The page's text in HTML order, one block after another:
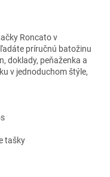
Roncato v
príručnú batožinu
doklady, peňaženka a
v jednoduchom štýle,
tašky